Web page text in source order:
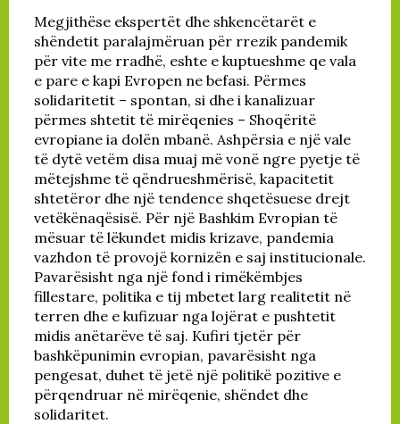
Megjithëse ekspertët dhe shkencëtarët e
shëndetit paralajmëruan për rrezik pandemik
për vite me rradhë, eshte e kuptueshme qe vala
e pare e kapi Evropen ne befasi. Përmes
solidaritetit – spontan, si dhe i kanalizuar
përmes shtetit të mirëqenies – Shoqëritë
evropiane ia dolën mbanë. Ashpërsia e një vale
të dytë vetëm disa muaj më vonë ngre pyetje të
mëtejshme të qëndrueshmërisë, kapacitetit
shtetëror dhe një tendence shqetësuese drejt
vetëkënaqësisë. Për një Bashkim Evropian të
mësuar të lëkundet midis krizave, pandemia
vazhdon të provojë kornizën e saj institucionale.
Pavarësisht nga një fond i rimëkëmbjes
fillestare, politika e tij mbetet larg realitetit në
terren dhe e kufizuar nga lojërat e pushtetit
midis anëtarëve të saj. Kufiri tjetër për
bashkëpunimin evropian, pavarësisht nga
pengesat, duhet të jetë një politikë pozitive e
përqendruar në mirëqenie, shëndet dhe
solidaritet.